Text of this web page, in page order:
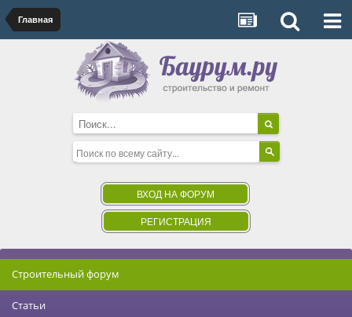
Главная
ВХОД НА ФОРУМ
РЕГИСТРАЦИЯ
Строительный форум
Статьи